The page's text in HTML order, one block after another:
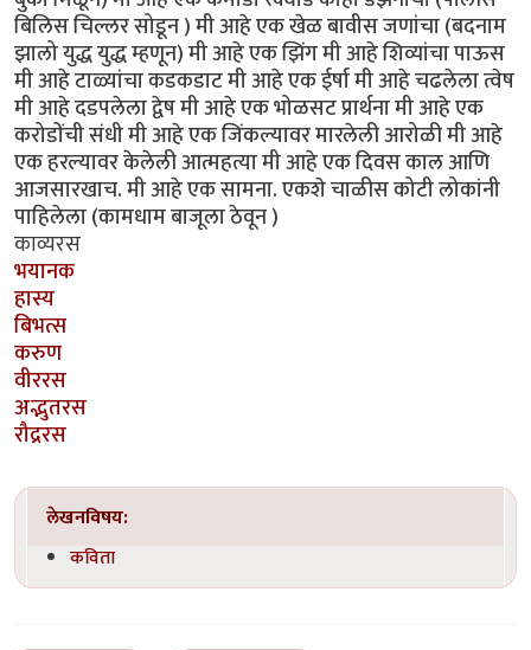
बिलिस चिल्लर सोडून ) मी आहे एक खेळ बावीस जणांचा (बदनाम
झालो युद्ध युद्ध म्हणून) मी आहे एक झिंग मी आहे शिव्यांचा पाऊस
मी आहे टाळ्यांचा कडकडाट मी आहे एक ईर्षा मी आहे चढलेला त्वेष
मी आहे दडपलेला द्वेष मी आहे एक भोळसट प्रार्थना मी आहे एक
करोडोंची संधी मी आहे एक जिंकल्यावर मारलेली आरोळी मी आहे
एक हरल्यावर केलेली आत्महत्या मी आहे एक दिवस काल आणि
आजसारखाच. मी आहे एक सामना. एकशे चाळीस कोटी लोकांनी
पाहिलेला (कामधाम बाजूला ठेवून )
काव्यरस
भयानक
हास्य
बिभत्स
करुण
वीररस
अद्भुतरस
रौद्ररस
लेखनविषय:
कविता